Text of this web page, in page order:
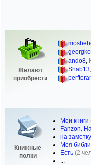
Желают
приобрести
ando8
Shab13,
Книжные
полки
Мои книги
Fanzon.
на заметку
Моя
Есть (2
...